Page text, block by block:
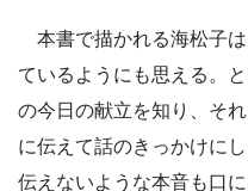
本書で描かれる海松子
ているようにも思える。
の今日の献立を知り、そ
に伝えて話のきっかけに
伝えないような本音も口